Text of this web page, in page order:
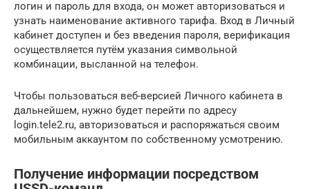
логин и пароль для входа, он может авторизоваться и
узнать наименование активного тарифа. Вход в Личный
кабинет доступен и без введения пароля, верификация
осуществляется путём указания символьной
комбинации, высланной на телефон.
Чтобы пользоваться веб-версией Личного кабинета в
дальнейшем, нужно будет перейти по адресу
login.tele2.ru, авторизоваться и распоряжаться своим
мобильным аккаунтом по собственному усмотрению.
Получение информации посредством